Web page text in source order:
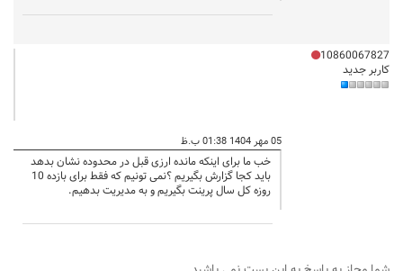
10860067827
کاربر جدید
05 مهر 1404 01:38 ب.ظ
خب ما برای اینکه مانده ارزی قبل در محدوده نشان بدهد
باید کجا گزارش بگیریم ؟نمی تونیم که فقط برای بازده 10
روزه کل سال پرینت بگیریم و به مدیریت بدهیم.